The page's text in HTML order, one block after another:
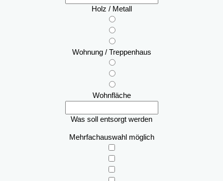
Holz / Metall
Wohnung / Treppenhaus
Wohnfläche
Was soll entsorgt werden
Mehrfachauswahl möglich